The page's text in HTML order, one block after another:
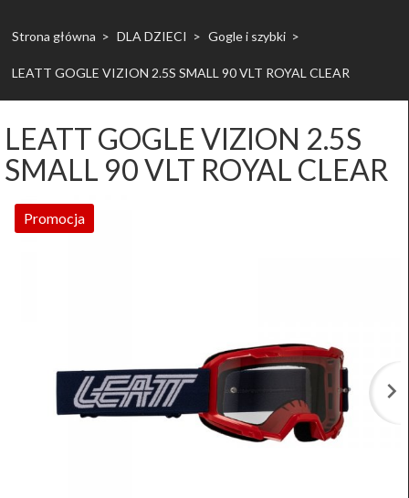
Strona główna DLA DZIECI Gogle i szybki
LEATT GOGLE VIZION 2.5S SMALL 90 VLT ROYAL CLEAR
LEATT GOGLE VIZION 2.5S
SMALL 90 VLT ROYAL CLEAR
Promocja